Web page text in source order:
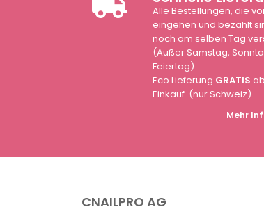
Alle Bestellungen, die
eingehen und bezahlt
noch am selben Tag
(Außer Samstag,
Feiertag)
Eco Lieferung GRATIS
Einkauf. (nur Schweiz)
Mehr
CNAILPRO AG